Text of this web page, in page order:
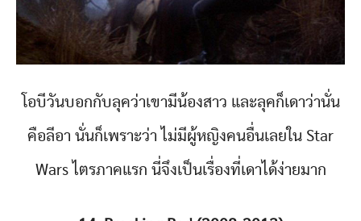
โอบีวันบอกกับลุคว่าเขามีน้องสาว และลุคก็เดาว่านั่น
คือลีอา นั่นก็เพราะว่า ไม่มีผู้หญิงคนอื่นเลยใน Star
Wars ไตรภาคแรก นี่จึงเป็นเรื่องที่เดาได้ง่ายมาก